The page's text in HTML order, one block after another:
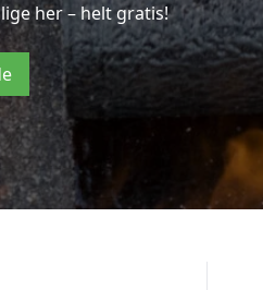
her – helt gratis!